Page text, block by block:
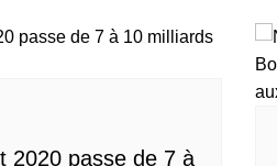
2020 passe de 7 à